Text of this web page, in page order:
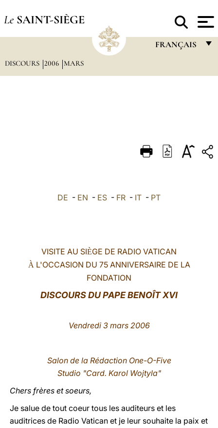
Le SAINT-SIÈGE
FRANÇAIS
DEUTSCH
العربيّة
DISCOURS 2006 MARS
DE - EN - ES - FR - IT - PT
VISITE AU SIÈGE DE RADIO VATICAN
ÀL'OCCASION DU 75 ANNIVERSAIRE DE LA
FONDATION
DISCOURS DU PAPE BENOÎT XVI
Vendredi 3 mars 2006
Salon de la Rédaction One-O-Five
Studio "Card. Karol Wojtyla"
Chers frères et soeurs,
Je salue de tout coeur tous les auditeurs et les
auditrices de Radio Vatican et je leur souhaite la paix et